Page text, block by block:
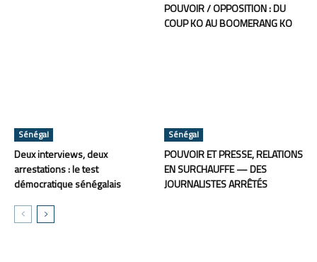
POUVOIR / OPPOSITION : DU
COUP KO AU BOOMERANG KO
Sénégal
Deux interviews, deux
arrestations : le test
démocratique sénégalais
Sénégal
POUVOIR ET PRESSE, RELATIONS
EN SURCHAUFFE — DES
JOURNALISTES ARRÊTÉS